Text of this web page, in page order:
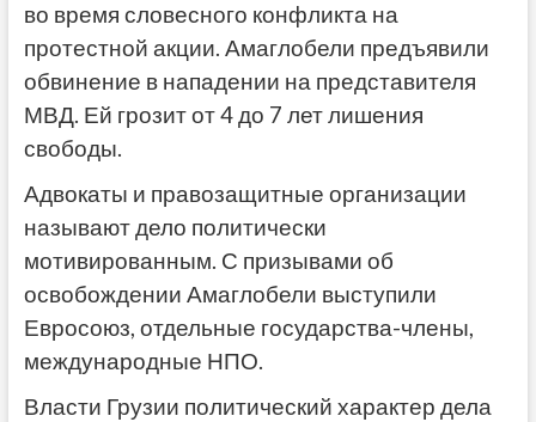
во время словесного конфликта на
протестной акции. Амаглобели предъявили
обвинение в нападении на представителя
МВД. Ей грозит от 4 до 7 лет лишения
свободы.
Адвокаты и правозащитные организации
называют дело политически
мотивированным. С призывами об
освобождении Амаглобели выступили
Евросоюз, отдельные государства-члены,
международные НПО.
Власти Грузии политический характер дела